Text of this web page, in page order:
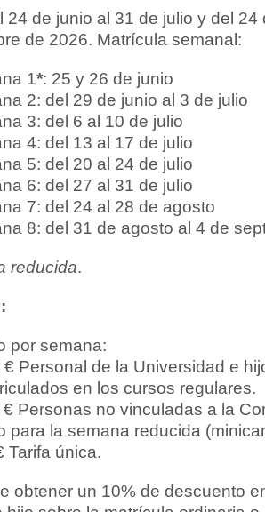
24 de junio al 31 de julio y del 24
de 2026. Matrícula semanal:
1*: 25 y 26 de junio
2: del 29 de junio al 3 de julio
3: del 6 al 10 de julio
4: del 13 al 17 de julio
5: del 20 al 24 de julio
6: del 27 al 31 de julio
7: del 24 al 28 de agosto
8: del 31 de agosto al 4 de
reducida.
por semana:
€ Personal de la Universidad e
en los cursos regulares.
€ Personas no vinculadas a la
para la semana reducida
Tarifa única.
obtener un 10% de descuento